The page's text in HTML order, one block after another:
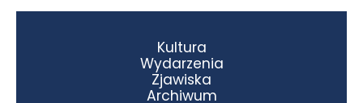
Kultura
Wydarzenia
Zjawiska
Archiwum